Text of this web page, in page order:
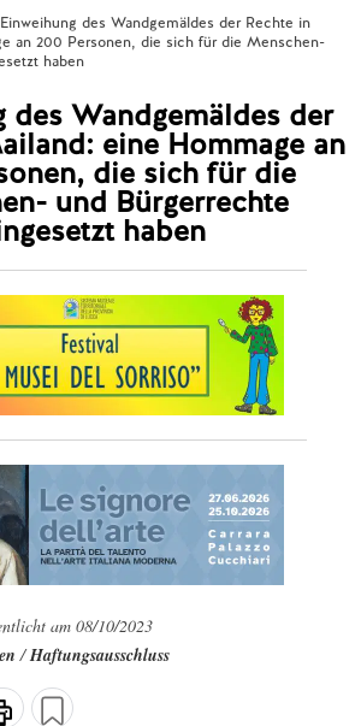
Einweihung des Wandgemäldes der Rechte in
an 200 Personen, die sich für die Menschen-
haben
des Wandgemäldes der
eine Hommage an
die sich für die
und Bürgerrechte
haben
am 08/10/2023
/Haftungsausschluss